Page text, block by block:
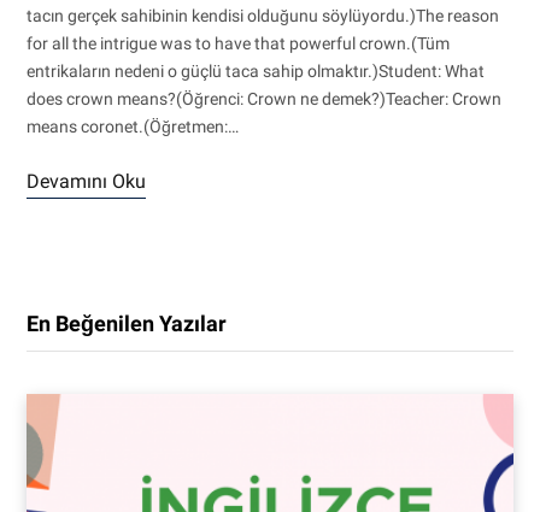
tacın gerçek sahibinin kendisi olduğunu söylüyordu.)The reason
for all the intrigue was to have that powerful crown.(Tüm
entrikaların nedeni o güçlü taca sahip olmaktır.)Student: What
does crown means?(Öğrenci: Crown ne demek?)Teacher: Crown
means coronet.(Öğretmen:…
Devamını Oku
En Beğenilen Yazılar